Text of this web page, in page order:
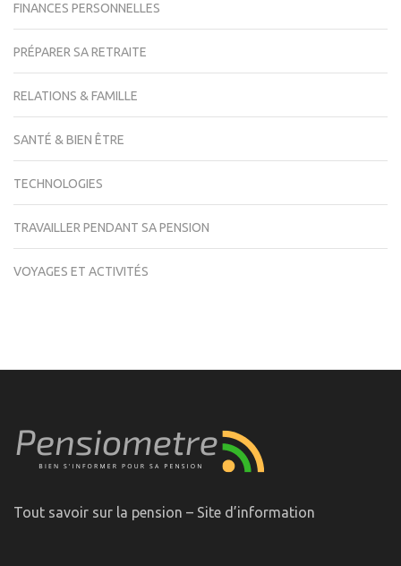
FINANCES PERSONNELLES
PRÉPARER SA RETRAITE
RELATIONS & FAMILLE
SANTÉ & BIEN ÊTRE
TECHNOLOGIES
TRAVAILLER PENDANT SA PENSION
VOYAGES ET ACTIVITÉS
Tout savoir sur la pension – Site d’information